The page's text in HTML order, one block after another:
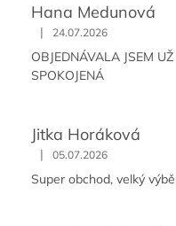
Hana Medunová
| 24.07.2026
OBJEDNÁVALA JSEM
SPOKOJENÁ
Jitka Horáková
| 05.07.2026
Super obchod, velký